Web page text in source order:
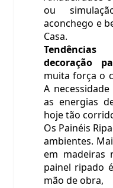
ou
aconchego e
Casa.
decoração
muita força o
A
as energias
hoje tão
Os Painéis
ambientes.
em madeiras
painel ripado
mão de obra,